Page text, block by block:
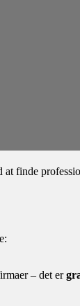
finde
– det er